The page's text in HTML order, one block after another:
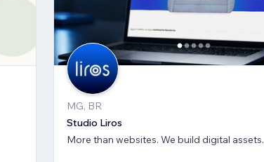
MG, BR
Studio Liros
More than websites. We build digital assets.